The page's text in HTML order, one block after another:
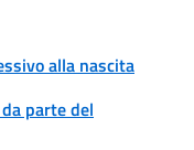
alla nascita
parte del